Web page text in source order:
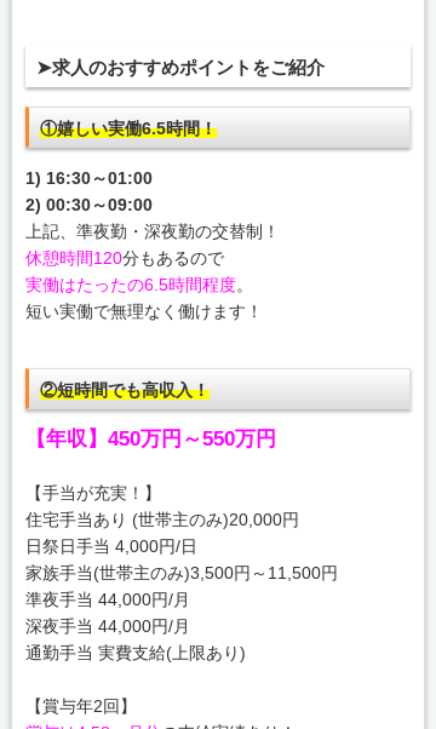
➤求人のおすすめポイントをご紹介
①嬉しい実働6.5時間！
1) 16:30～01:00
2) 00:30～09:00
上記、準夜勤・深夜勤の交替制！
休憩時間120分もあるので
実働はたったの6.5時間程度。
短い実働で無理なく働けます！
②短時間でも高収入！
【年収】450万円～550万円
【手当が充実！】
住宅手当あり (世帯主のみ)20,000円
日祭日手当 4,000円/日
家族手当(世帯主のみ)3,500円～11,500円
準夜手当 44,000円/月
深夜手当 44,000円/月
通勤手当 実費支給(上限あり)
【賞与年2回】